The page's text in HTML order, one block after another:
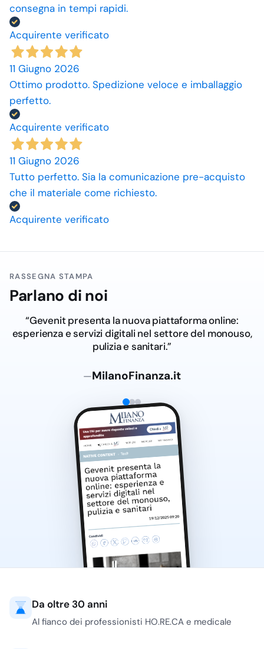
consegna in tempi rapidi.
Acquirente verificato
11 Giugno 2026
Ottimo prodotto. Spedizione veloce e imballaggio
perfetto.
Acquirente verificato
11 Giugno 2026
Tutto perfetto. Sia la comunicazione pre-acquisto
che il materiale come richiesto.
Acquirente verificato
RASSEGNA STAMPA
Parlano di noi
“Gevenit presenta la nuova piattaforma online:
esperienza e servizi digitali nel settore del monouso,
pulizia e sanitari.”
—MilanoFinanza.it
Da oltre 30 anni
Al fianco dei professionisti HO.RE.CA e medicale